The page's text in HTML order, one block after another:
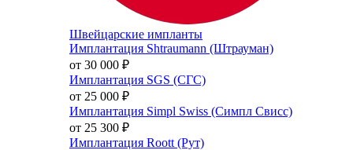
Швейцарские импланты
Имплантация Shtraumann (Штрауман)
от 30 000 ₽
Имплантация SGS (СГС)
от 25 000 ₽
Имплантация Simpl Swiss (Симпл Свисс)
от 25 300 ₽
Имплантация Roott (Рут)